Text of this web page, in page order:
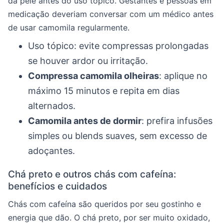
medicação deveriam conversar com um médico antes
de usar camomila regularmente.
Uso tópico: evite compressas prolongadas
se houver ardor ou irritação.
Compressa camomila olheiras: aplique no
máximo 15 minutos e repita em dias
alternados.
Camomila antes de dormir: prefira infusões
simples ou blends suaves, sem excesso de
adoçantes.
Chá preto e outros chás com cafeína:
benefícios e cuidados
Chás com cafeína são queridos por seu gostinho e
energia que dão. O chá preto, por ser muito oxidado,